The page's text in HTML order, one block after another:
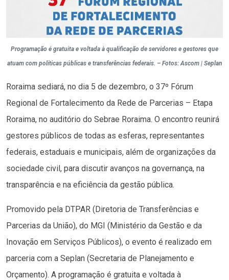
Programação é gratuita e voltada à qualificação de servidores e gestores que
atuam com políticas públicas e transferências federais. – Fotos: Ascom | Seplan
Roraima sediará, no dia 5 de dezembro, o 37º Fórum
Regional de Fortalecimento da Rede de Parcerias – Etapa
Roraima, no auditório do Sebrae Roraima. O encontro reunirá
gestores públicos de todas as esferas, representantes
federais, estaduais e municipais, além de organizações da
sociedade civil, para discutir avanços na governança, na
transparência e na eficiência da gestão pública.
Promovido pela DTPAR (Diretoria de Transferências e
Parcerias da União), do MGI (Ministério da Gestão e da
Inovação em Serviços Públicos), o evento é realizado em
parceria com a Seplan (Secretaria de Planejamento e
Orçamento). A programação é gratuita e voltada à